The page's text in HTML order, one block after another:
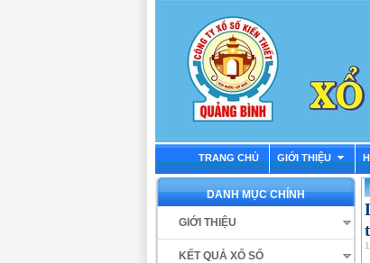
TRANG CHỦ GIỚI THIỆU
DANH MỤC CHÍNH
GIỚI THIỆU
KẾT QUẢ XỔ SỐ